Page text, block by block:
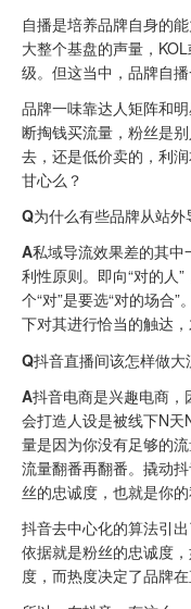
自播是培养品牌自身的
大整个基盘的声量，
级。但这当中，品牌自
品牌一味靠达人矩阵和
断掏钱买流量，粉丝是
去，还是低价卖的，利
甘心么？
Q为什么有些品牌从站外
A私域导流效果差的其
利性原则。即向“对的人
个“对”是要选“对的场合
下对其进行恰当的触达
Q抖音直播间该怎样做大
A抖音电商是兴趣电商
会打造人设是被线下N
量是因为你没有足够的
流量翻番再翻番。撬动
丝的忠诚度，也就是你的
抖音去中心化的算法引
依据就是粉丝的忠诚度
度，而热度决定了品牌